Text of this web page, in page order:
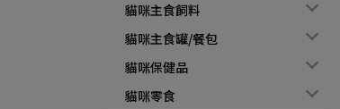
貓咪主食飼料
貓咪主食罐/餐包
貓咪保健品
貓咪零食